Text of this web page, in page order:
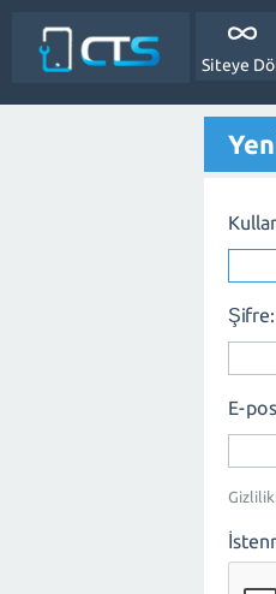
Siteye
Şifre:
E-